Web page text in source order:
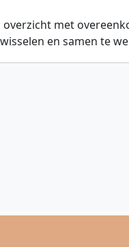
met
en samen te